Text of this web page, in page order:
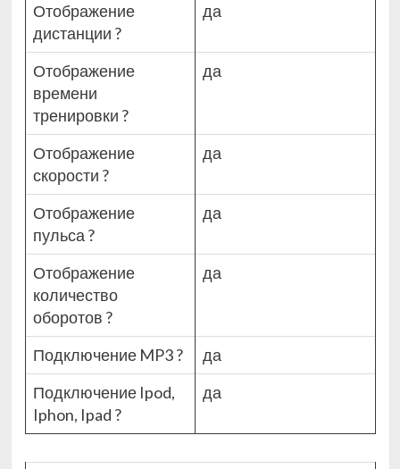
Отображение
дистанции ?
да
Отображение
времени
тренировки ?
да
Отображение
скорости ?
да
Отображение
пульса ?
да
Отображение
количество
оборотов ?
да
Подключение MP3?
да
Подключение Ipod,
Iphon, Ipad ?
да